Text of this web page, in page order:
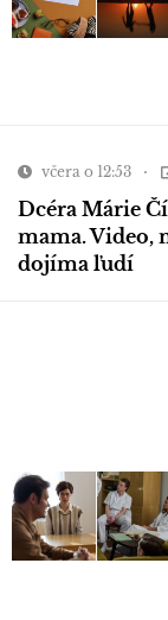
včera o 12:53
Dcéra Márie
mama. Video,
dojíma ľudí